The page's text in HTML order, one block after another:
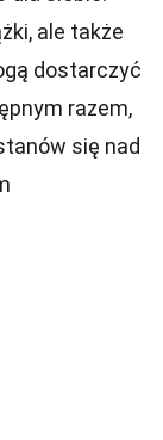
ale także
dostarczyć
razem,
się nad